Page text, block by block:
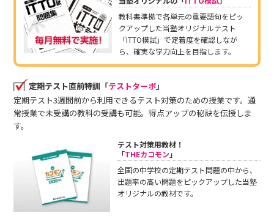
教科書準拠で各単元の重要語句をピッ
クアップした当塾オリジナルテスト
「ITTO模試」で定着度を確認しなが
ら、確実な学力向上を目指します。
定期テスト直前特訓「テストターボ」
定期テスト3週間前から利用できるテスト対策のための授業です。通
常授業で未受講の教科の受講も可能。得点アップの秘訣を伝授しま
す。
テスト対策用教材！
「THEカコモン」
全国の中学校の定期テスト問題の中から、
出題率の高い問題をピックアップした当塾
オリジナルの教材です。